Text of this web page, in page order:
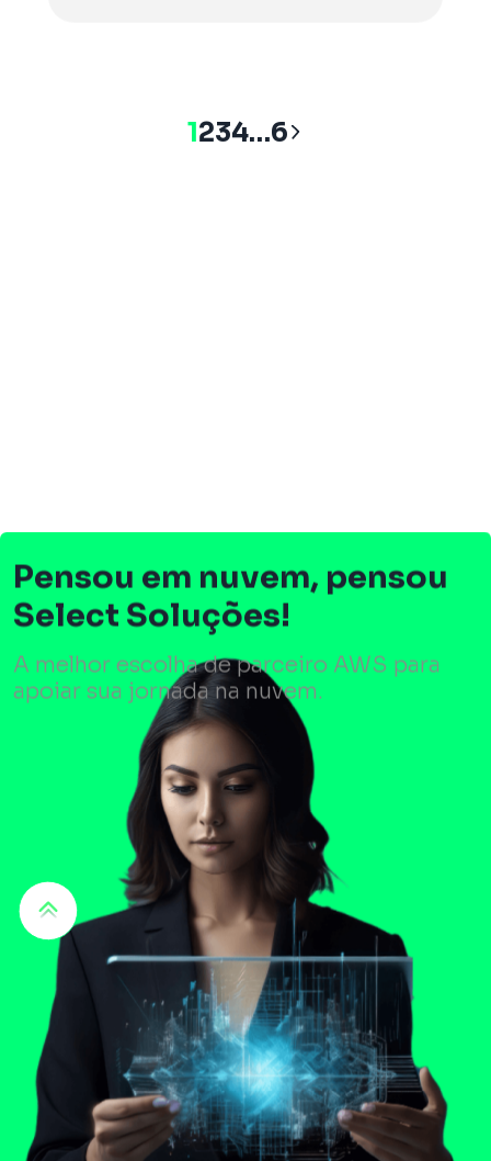
Navegação
1234…6
Pensou em nuvem, pensou
Select Soluções!
A melhor escolha de parceiro AWS para
apoiar sua jornada na nuvem.